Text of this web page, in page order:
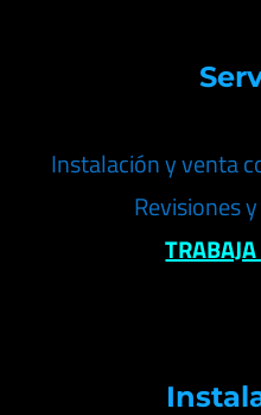
Instalación y venta
Revisiones